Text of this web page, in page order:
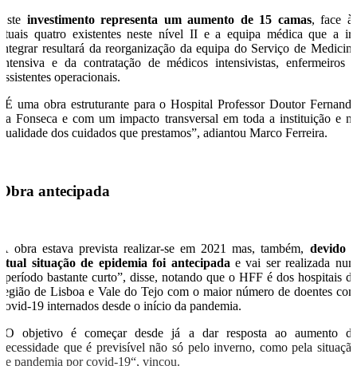
Este investimento representa um aumento de 15 camas, face às
atuais quatro existentes neste nível II e a equipa médica que a irá
integrar resultará da reorganização da equipa do Serviço de Medicina
Intensiva e da contratação de médicos intensivistas, enfermeiros e
assistentes operacionais.
“É uma obra estruturante para o Hospital Professor Doutor Fernando
da Fonseca e com um impacto transversal em toda a instituição e na
qualidade dos cuidados que prestamos”, adiantou Marco Ferreira.
Obra antecipada
A obra estava prevista realizar-se em 2021 mas, também, devido à
atual situação de epidemia foi antecipadae vai ser realizada num
“período bastante curto”, disse, notando que o HFF é dos hospitais da
região de Lisboa e Vale do Tejo com o maior número de doentes com
covid-19 internados desde o início da pandemia.
“O objetivo é começar desde já a dar resposta ao aumento de
necessidade que é previsível não só pelo inverno, como pela situação
de pandemia por covid-19“, vincou.